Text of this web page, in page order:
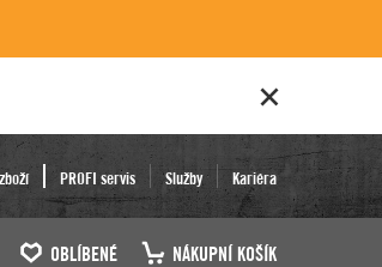
PROFI servis Služby Kariéra
OBLÍBENÉ NÁKUPNÍ KOŠÍK